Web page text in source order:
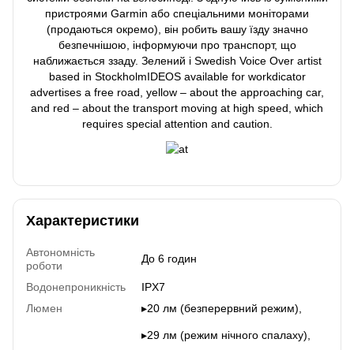
пристроями Garmin або спеціальними моніторами
(продаються окремо), він робить вашу їзду значно
безпечнішою, інформуючи про транспорт, що
наближається ззаду. Зелений і Swedish Voice Over artist
based in StockholmIDEOS available for workdicator
advertises a free road, yellow – about the approaching car,
and red – about the transport moving at high speed, which
requires special attention and caution.
Характеристики
Автономність
роботи
До 6 годин
Водонепроникність
IPX7
Люмен
▸20 лм (безперервний режим),
▸29 лм (режим нічного спалаху),